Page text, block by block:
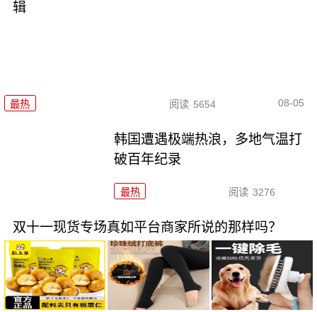
辑
最热 阅读 5654 08-05
韩国遭遇极端热浪，多地气温打
破百年纪录
最热 阅读 3276
双十一现货专场真如平台商家所说的那样吗？